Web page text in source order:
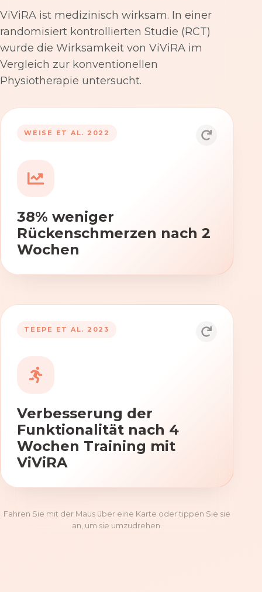
ViViRA ist medizinisch wirksam. In einer
randomisiert kontrollierten Studie (RCT)
wurde die Wirksamkeit von ViViRA im
Vergleich zur konventionellen
Physiotherapie untersucht.
WEISE ET AL. 2022
38% weniger
Rückenschmerzen nach 2
Wochen
53% nach 12 Wochen
TEEPE ET AL. 2023
Verbesserung der
Funktionalität nach 4
Wochen Training mit
ViViRA
Durch die Anwendung von ViViRA
Beweglichkeit und Koordination nach
Fahren Sie mit der Maus über eine Karte oder tippen Sie sie
an, um sie umzudrehen.